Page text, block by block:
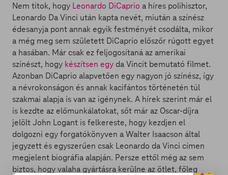
Nem titok, hogy Leonardo DiCaprio a híres polihisztor,
Leonardo Da Vinci után kapta nevét, miután a színész
édesanyja pont annak egyik festményét csodálta, mikor
a még meg sem született DiCaprio előszőr rúgott egyet
a hasában. Már csak ez feljogosítaná az amerikai
színészt, hogy készítsen egy da Vincit bemutató filmet.
Azonban DiCaprio alapvetően egy nagyon jó színész, így
a névrokonságon és annak kacifántos történetén túl
szakmai alapja is van az igénynek. A hírek szerint már el
is kezdte az előmunkálatokat, sőt már az Oscar-díjra
jelölt John Logant is felkereste, hogy kezdjen el
dolgozni egy forgatókönyven a Walter Isaacson által
jegyzett és egyszerűen csak Leonardo da Vinci címen
megjelent biográfia alapján. Persze ettől még az sem
biztos, hogy valaha gyártásra kerülne az ötlet, főleg